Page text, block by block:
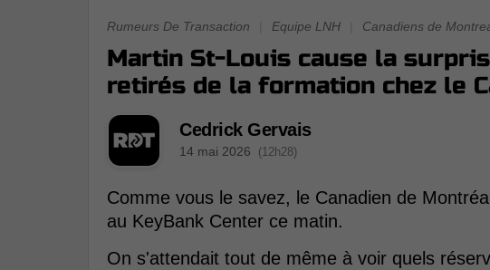
Rumeurs De Transaction Equipe LNH Canadiens de
Martin St-Louis cause la
retirés de la formation chez le
Cedrick Gervais
14 mai 2026 (12h28)
Comme vous le savez, le Canadien de
au KeyBank Center ce matin.
On s'attendait tout de même à voir quels